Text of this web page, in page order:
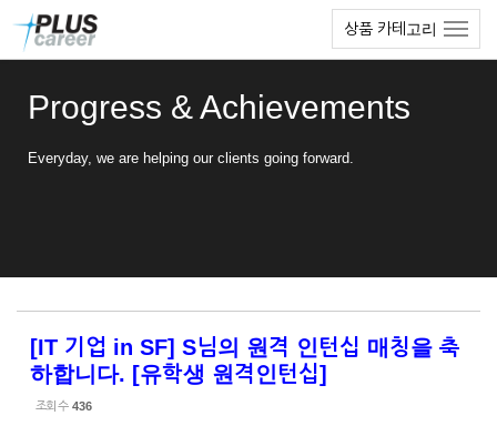
상품 카테고리
Progress & Achievements
Everyday, we are helping our clients going forward.
[IT 기업 in SF] S님의 원격 인턴십 매칭을 축
하합니다. [유학생 원격인턴십]
조회 수 436